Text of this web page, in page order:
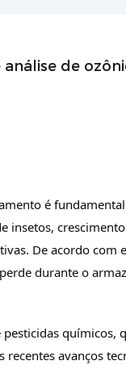
de
é
insetos,
De acordo com
durante o
químicos,
avanços